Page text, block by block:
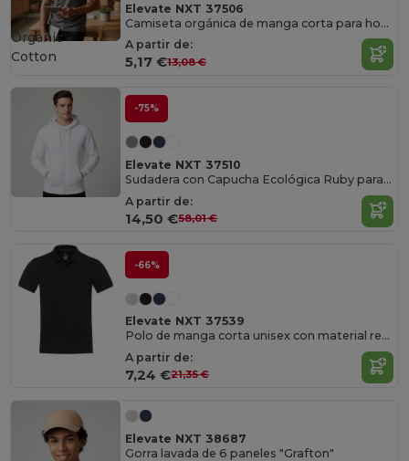
Elevate NXT 37506
Camiseta orgánica de manga corta para hombre "Azurite"
A partir de:
5,17 €13,08 €
Organic
Cotton
-75%
Elevate NXT 37510
Sudadera con Capucha Ecológica Ruby para Hombre
A partir de:
14,50 €58,01 €
-66%
Elevate NXT 37539
Polo de manga corta unisex con material reciclado Aware™ "Emerald"
A partir de:
7,24 €21,35 €
Elevate NXT 38687
Gorra lavada de 6 paneles "Grafton"